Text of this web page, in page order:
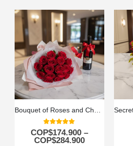
Bouquet of Roses and Chocolates
5.00out of 5
COP$174.900 –
COP$284.900